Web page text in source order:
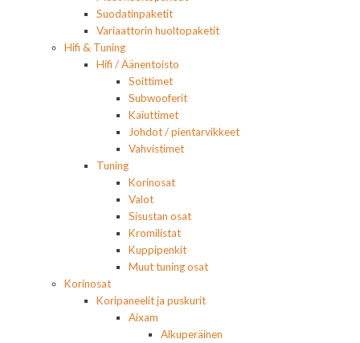
Suodatinpaketit
Variaattorin huoltopaketit
Hifi & Tuning
Hifi / Äänentoisto
Soittimet
Subwooferit
Kaiuttimet
Johdot / pientarvikkeet
Vahvistimet
Tuning
Korinosat
Valot
Sisustan osat
Kromilistat
Kuppipenkit
Muut tuning osat
Korinosat
Koripaneelit ja puskurit
Aixam
Alkuperäinen